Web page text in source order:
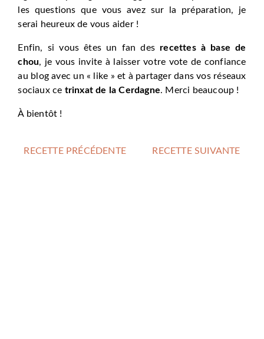
les questions que vous avez sur la préparation, je
serai heureux de vous aider !
Enfin, si vous êtes un fan des recettes à base de
chou, je vous invite à laisser votre vote de confiance
au blog avec un « like » et à partager dans vos réseaux
sociaux ce trinxat de la Cerdagne. Merci beaucoup !
À bientôt !
RECETTE PRÉCÉDENTE RECETTE SUIVANTE